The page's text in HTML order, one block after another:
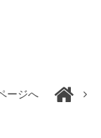
ージへ